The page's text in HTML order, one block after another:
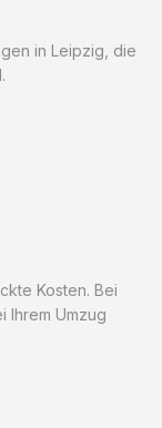
in Leipzig, die
Kosten. Bei
Ihrem Umzug